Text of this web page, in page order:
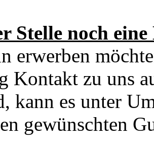
Stelle noch
erwerben
Kontakt zu uns
kann es unter
gewünschten